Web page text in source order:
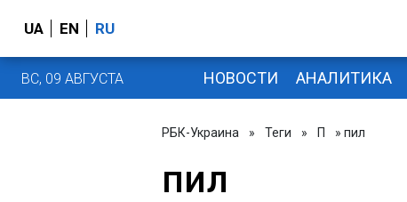
UA EN RU
ВС, 09 АВГУСТА НОВОСТИ АНАЛИТИКА
РБК-Украина » Теги » П » пил
пил